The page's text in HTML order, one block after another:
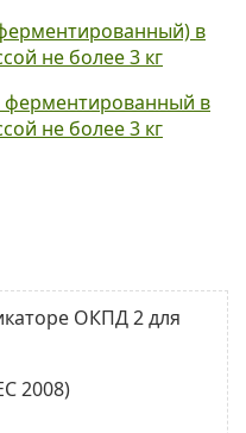
в
не более 3 кг
ферментированный в
не более 3 кг
ОКПД 2 для
2008)